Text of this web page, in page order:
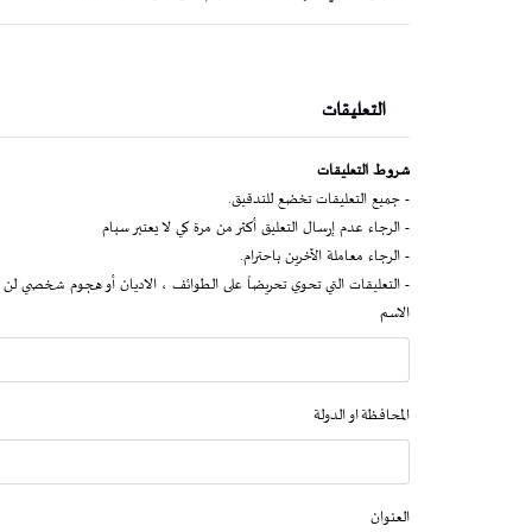
التعليقات
شروط التعليقات
- جميع التعليقات تخضع للتدقيق.
- الرجاء عدم إرسال التعليق أكثر من مرة كي لا يعتبر سبام
- الرجاء معاملة الآخرين باحترام.
- التعليقات التي تحوي تحريضاً على الطوائف ، الاديان أو هجوم شخصي
الاسم
المحافظة او الدولة
العنوان